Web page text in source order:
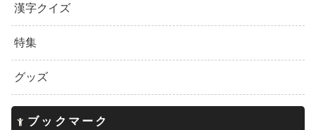
漢字クイズ
特集
グッズ
ブックマーク